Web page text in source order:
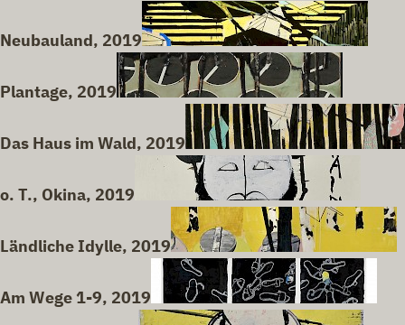
Neubauland, 2019
Plantage, 2019
Das Haus im Wald, 2019
o. T., Okina, 2019
Ländliche Idylle, 2019
Am Wege 1-9, 2019